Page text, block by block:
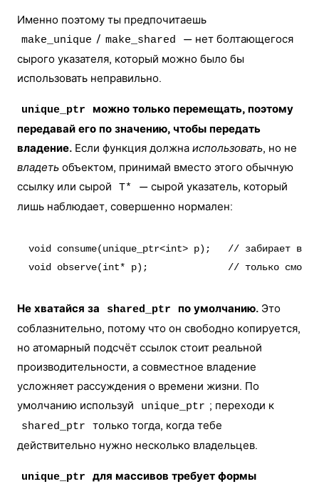
Именно поэтому ты предпочитаешь
make_unique / make_shared
— нет болтающегося
сырого указателя, который можно было бы
использовать неправильно.
unique_ptr
можно только перемещать, поэтому
передавай его по значению, чтобы передать
владение. Если функция должна использовать, но не
владеть объектом, принимай вместо этого обычную
ссылку или сырой
T*
— сырой указатель, который
лишь наблюдает, совершенно нормален:
void consume(unique_ptr<int> p);   // забирает
Не хватайся за shared_ptr по умолчанию. Это
соблазнительно, потому что он свободно копируется,
но атомарный подсчёт ссылок стоит реальной
производительности, а совместное владение
усложняет рассуждения о времени жизни. По
умолчанию используй
unique_ptr ; переходи к
shared_ptr
только тогда, когда тебе
действительно нужно несколько владельцев.
unique_ptr
для массивов требует формы